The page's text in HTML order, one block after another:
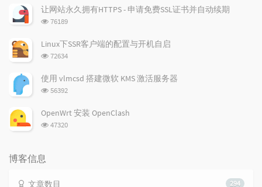
次
数:
让网站永久拥有HTTPS - 申请免费SSL证书并自动续期
浏
次
76189
Linux下SSR客户端的配置与开机自启
浏
次
数:
72634
使用 vlmcsd 搭建微软 KMS 激活服务器
浏
次
56392
OpenWrt 安装 OpenClash
浏
47320
博客信息
294
文章数目